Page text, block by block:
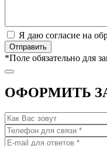
Я даю согласие на
*Поле обязательно для
ОФОРМИТЬ